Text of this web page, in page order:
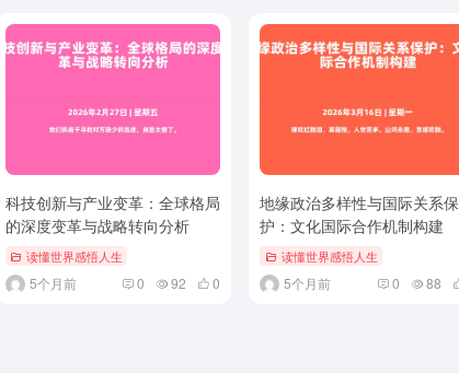
科技创新与产业变革：全球格局
的深度变革与战略转向分析
读懂世界感悟人生
5个月前 0 92 0
地缘政治多样性与国际关系保
护：文化国际合作机制构建
读懂世界感悟人生
5个月前 0 88